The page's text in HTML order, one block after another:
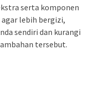
serta komponen
lebih bergizi,
sendiri dan kurangi
tersebut.